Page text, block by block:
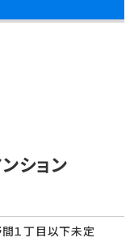
ション
１丁目以下未定